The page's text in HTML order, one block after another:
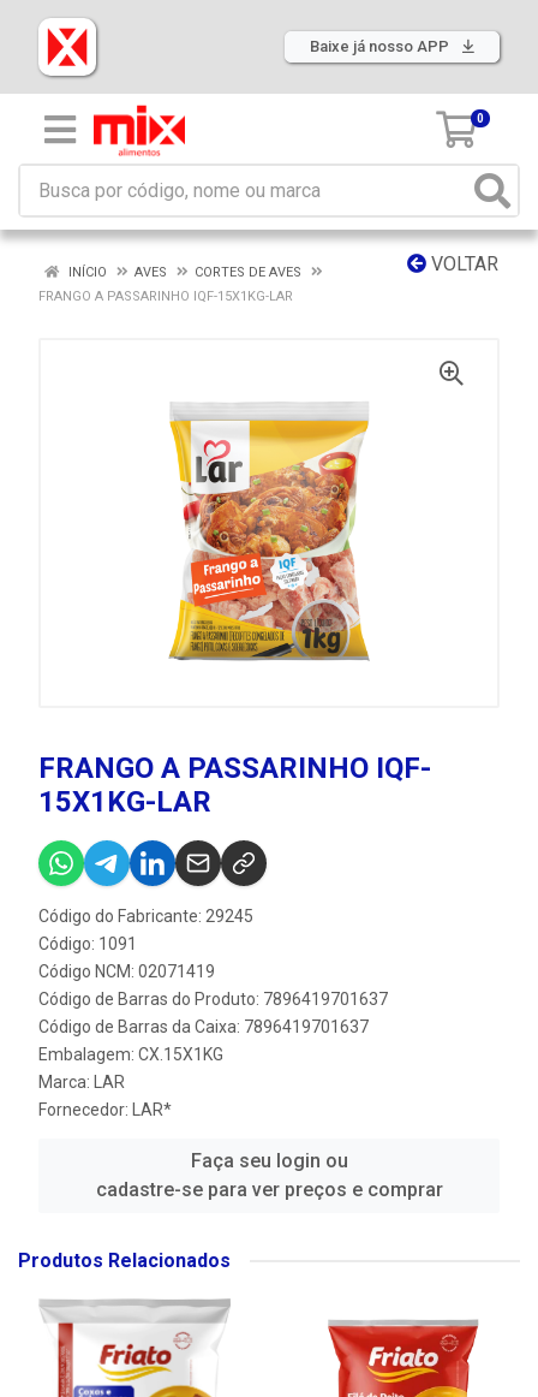
Baixe já nosso APP
0
VOLTAR
INÍCIO AVES
CORTES DE AVES
FRANGO A PASSARINHO IQF-15X1KG-LAR
FRANGO A PASSARINHO IQF-
15X1KG-LAR
Código do Fabricante: 29245
Código: 1091
Código NCM: 02071419
Código de Barras do Produto: 7896419701637
Código de Barras da Caixa: 7896419701637
Embalagem: CX.15X1KG
Marca:
LAR
Fornecedor:
LAR*
Faça seu login ou
cadastre-se para ver preços e comprar
Produtos Relacionados